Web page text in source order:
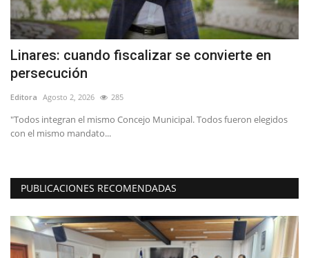
Linares: cuando fiscalizar se convierte en
persecución
Editora Agosto 2, 2026 285
"Todos integran el mismo Concejo Municipal. Todos fueron elegidos
con el mismo mandato...
PUBLICACIONES RECOMENDADAS